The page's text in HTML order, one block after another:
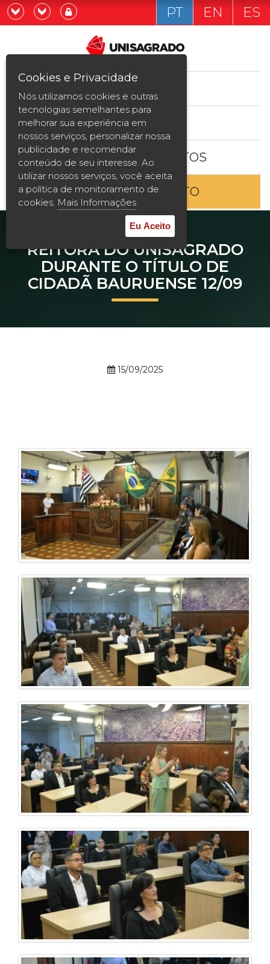
Graduação
Pós-graduação e MBA
Curta Duração
Vestibular
2ª Graduação
Transferência
Reingresso
Prouni
UATI
Já sou estudande
Quero ser estudante
PT EN ES
ESTUDE AQUI
BOLSAS E DESCONTOS
ENTRE EM CONTATO
REITORA DO UNISAGRADO
DURANTE O TÍTULO DE
CIDADÃ BAURUENSE 12/09
15/09/2025
Cookies e Privacidade
Nós utilizamos cookies e outras
tecnologias semelhantes para
melhorar sua experiência em
nossos serviços, personalizar nossa
publicidade e recomendar
conteúdo de seu interesse. Ao
utilizar nossos serviços, você aceita
a política de monitoramento de
cookies. Mais Informações
Eu Aceito